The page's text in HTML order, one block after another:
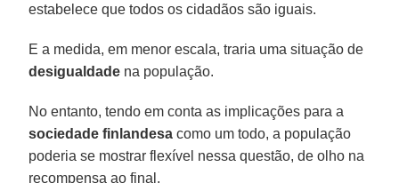
estabelece que todos os cidadãos são iguais.
E a medida, em menor escala, traria uma situação de
desigualdade na população.
No entanto, tendo em conta as implicações para a
sociedade finlandesa como um todo, a população
poderia se mostrar flexível nessa questão, de olho na
recompensa ao final.